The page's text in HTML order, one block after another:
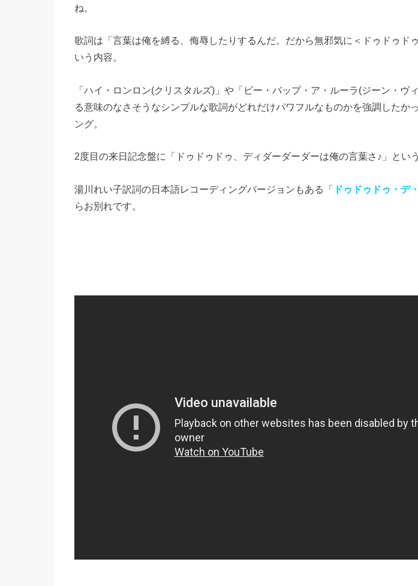
ね。
歌詞は「言葉は俺を縛る、侮辱したりするんだ。だから無邪気に＜ドゥドゥド
いう内容。
「ハイ・ロンロン(クリスタルズ)」や「ビー・バップ・ア・ルーラ(ジーン・ヴ
る意味のなさそうなシンプルな歌詞がどれだけパワフルなものかを強調したか
ング。
2度目の来日記念盤に「ドゥドゥドゥ、ディダーダーダーは俺の言葉さ♪」という
湯川れい子訳詞の日本語レコーディングバージョンもある「 ドゥドゥドゥ・デ
らお別れです。